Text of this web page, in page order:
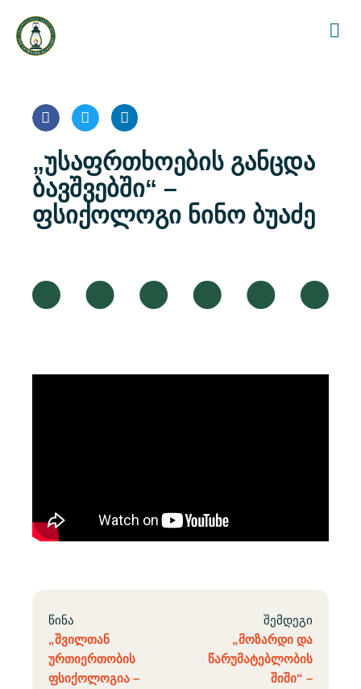
„უსაფრთხოების განცდა
ბავშვებში“ –
ფსიქოლოგი ნინო ბუაძე
წინა
„შვილთან
ურთიერთობის
ფსიქოლოგია –
შემდეგი
„მოზარდი და
წარუმატებლობის
შიში“ –